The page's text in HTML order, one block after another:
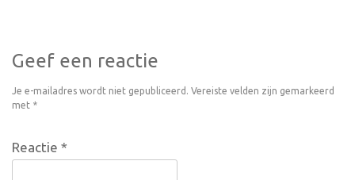
Geef een reactie
Je e-mailadres wordt niet gepubliceerd.
Vereiste velden zijn gemarkeerd
met *
Reactie *